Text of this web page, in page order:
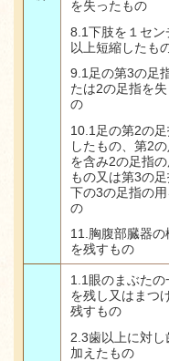
を失ったもの
8.1下肢を１セン
以上短縮したも
9.1 足の第3の足
たは2の足指を
の
10.1足の第2の
したもの、
を含み2の足指
もの又は第3
下の3の足指の
の
11. 胸腹部臓器
を残すもの
1.1眼のまぶたの
を残し又はま
残すもの
2.3歯以上に対し
加えたもの